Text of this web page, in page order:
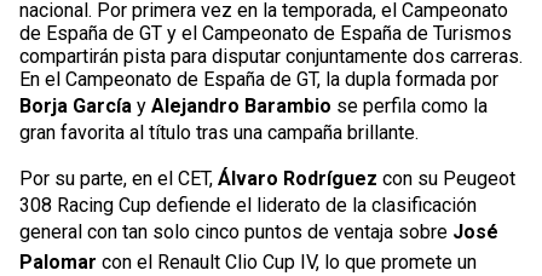
nacional. Por primera vez en la temporada, el Campeonato
de España de GT y el Campeonato de España de Turismos
compartirán pista para disputar conjuntamente dos carreras.
En el Campeonato de España de GT, la dupla formada por
Borja García y Alejandro Barambio se perfila como la
gran favorita al título tras una campaña brillante.
Por su parte, en el CET, Álvaro Rodríguez con su Peugeot
308 Racing Cup defiende el liderato de la clasificación
general con tan solo cinco puntos de ventaja sobre José
Palomar con el Renault Clio Cup IV, lo que promete un